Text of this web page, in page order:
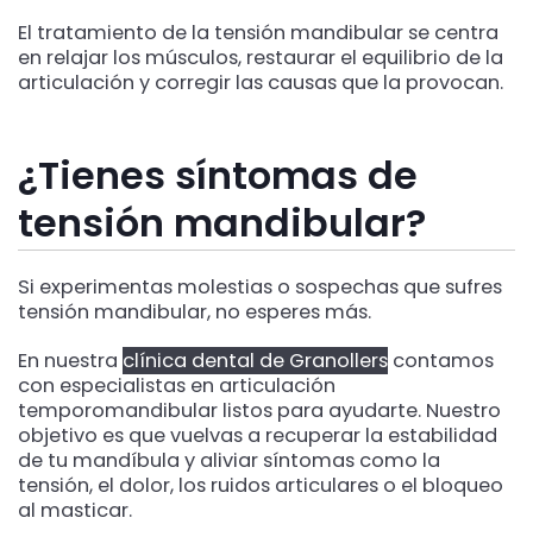
El tratamiento de la tensión mandibular se centra
en relajar los músculos, restaurar el equilibrio de la
articulación y corregir las causas que la provocan.
¿Tienes síntomas de
tensión mandibular?
Si experimentas molestias o sospechas que sufres
tensión mandibular, no esperes más.
En nuestra clínica dental de Granollers contamos
con especialistas en articulación
temporomandibular listos para ayudarte. Nuestro
objetivo es que vuelvas a recuperar la estabilidad
de tu mandíbula y aliviar síntomas como la
tensión, el dolor, los ruidos articulares o el bloqueo
al masticar.